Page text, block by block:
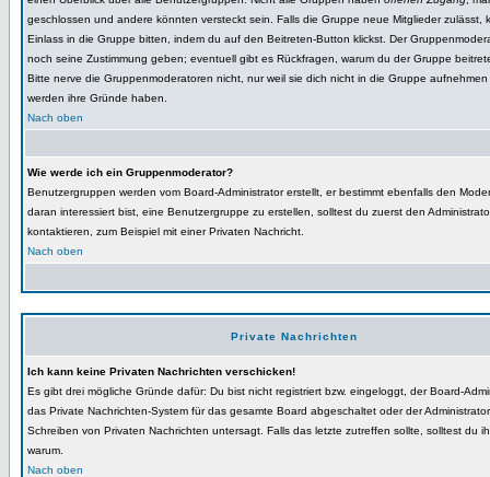
geschlossen und andere könnten versteckt sein. Falls die Gruppe neue Mitglieder zulässt,
Einlass in die Gruppe bitten, indem du auf den Beitreten-Button klickst. Der
noch seine Zustimmung geben; eventuell gibt es Rückfragen, warum du der Gruppe
Bitte nerve die Gruppenmoderatoren nicht, nur weil sie dich nicht in die Gruppe
werden ihre Gründe haben.
Nach oben
Wie werde ich ein Gruppenmoderator?
Benutzergruppen werden vom Board-Administrator erstellt, er bestimmt ebenfalls den
daran interessiert bist, eine Benutzergruppe zu erstellen, solltest du zuerst den
kontaktieren, zum Beispiel mit einer Privaten Nachricht.
Nach oben
Private Nachrichten
Ich kann keine Privaten Nachrichten verschicken!
Es gibt drei mögliche Gründe dafür: Du bist nicht registriert bzw. eingeloggt, der Board-
das Private Nachrichten-System für das gesamte Board abgeschaltet oder der
Schreiben von Privaten Nachrichten untersagt. Falls das letzte zutreffen sollte, solltest du
warum.
Nach oben